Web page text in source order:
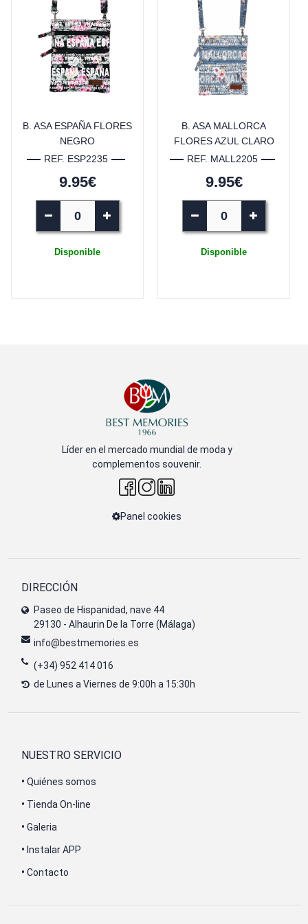
B. ASA ESPAÑA FLORES
NEGRO
REF. ESP2235
9.95€
Disponible
B. ASA MALLORCA
FLORES AZUL CLARO
REF. MALL2205
9.95€
Disponible
Líder en el mercado mundial de moda y
complementos souvenir.
Panel cookies
DIRECCIÓN
Paseo de Hispanidad, nave 44
29130 - Alhaurin De la Torre (Málaga)
info@bestmemories.es
(+34) 952 414 016
de Lunes a Viernes de 9:00h a 15:30h
NUESTRO SERVICIO
• Quiénes somos
• Tienda On-line
• Galeria
• Instalar APP
• Contacto